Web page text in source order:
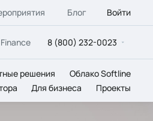
Блог Войти
8 (800) 232-0023
решения
Облако Softline
Для бизнеса Проекты